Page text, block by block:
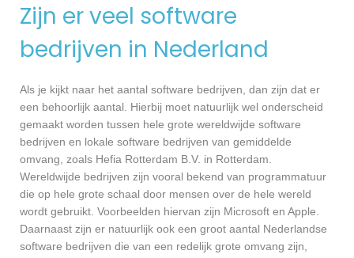
Zijn er veel software
bedrijven in Nederland
Als je kijkt naar het aantal software bedrijven, dan zijn dat er
een behoorlijk aantal. Hierbij moet natuurlijk wel onderscheid
gemaakt worden tussen hele grote wereldwijde software
bedrijven en lokale software bedrijven van gemiddelde
omvang, zoals Hefia Rotterdam B.V. in Rotterdam.
Wereldwijde bedrijven zijn vooral bekend van programmatuur
die op hele grote schaal door mensen over de hele wereld
wordt gebruikt. Voorbeelden hiervan zijn Microsoft en Apple.
Daarnaast zijn er natuurlijk ook een groot aantal Nederlandse
software bedrijven die van een redelijk grote omvang zijn,